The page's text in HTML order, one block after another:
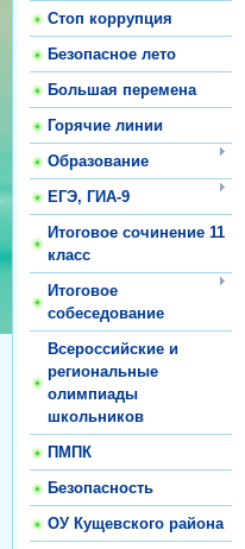
Стоп коррупция
Безопасное лето
Большая перемена
Горячие линии
Образование
ЕГЭ, ГИА-9
Итоговое сочинение 11
класс
Итоговое
собеседование
Всероссийские и
региональные
олимпиады
школьников
ПМПК
Безопасность
ОУ Кущевского района